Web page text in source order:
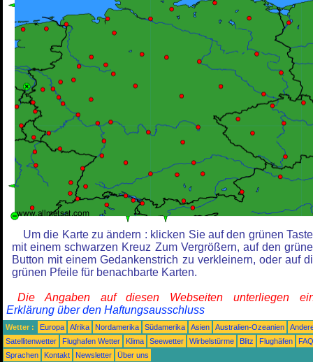
Um die Karte zu ändern : klicken Sie auf den grünen
mit einem schwarzen Kreuz Zum Vergrößern, auf den
Button mit einem Gedankenstrich zu verkleinern, oder auf
grünen Pfeile für benachbarte Karten.
Die Angaben auf diesen Webseiten unterliegen
Erklärung über den Haftungsausschluss
Wetter : Europa Afrika Nordamerika Südamerika Asien Australien-Ozeanien
Satellitenwetter
Flughafen Wetter Klima Seewetter Wirbelstürme Blitz Flughäfen
FAQ
Sprachen
Kontakt Newsletter Über uns